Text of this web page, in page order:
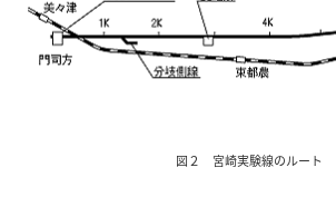
図２ 宮崎実験線のルート